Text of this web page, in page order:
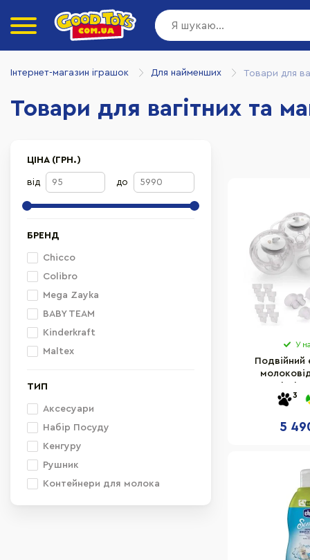
Інтернет-магазин іграшок Для найменших Товари для
Товари для вагітних та
ЦІНА (ГРН.)
від до
БРЕНД
Chicco
Colibro
Mega Zayka
BABY TEAM
Kinderkraft
Maltex
ТИП
Аксесуари
Набір Посуду
Кенгуру
Рушник
Контейнери для молока
У
Подвійний
3
5